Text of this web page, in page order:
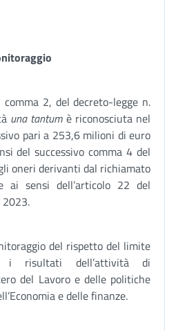
2, del decreto-legge n.
una tantumè riconosciuta nel
pari a 253,6 milioni di euro
del successivo comma 4 del
oneri derivanti dal richiamato
ai sensi dell’articolo 22 del
del rispetto del limite
i risultati dell’attività di
del Lavoro e delle politiche
e delle finanze.